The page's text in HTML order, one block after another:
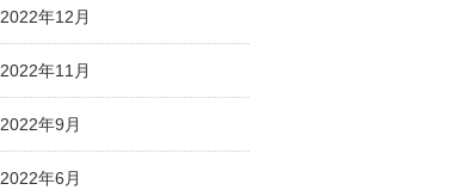
2022年12月
2022年11月
2022年9月
2022年6月